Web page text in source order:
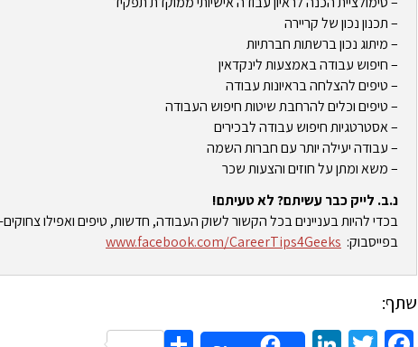
– תכנון נכון של קריירה
– מיתוג נכון ברשתות חברתיות
– חיפוש עבודה באמצעות לינקדאין
– טיפים להצלחה בראיונות עבודה
– טיפים וכלים להרחבת שיטות חיפוש העבודה
– אסטרטגיות חיפוש עבודה לבכירים
– עבודה יעילה יותר עם חברות השמה
– משא ומתן על חוזים והצעות שכר
נ.ב. לייק כבר עשיתם? לא טעיתם!
בכדי להיות בעניינים בכל הקשור לשוק העבודה, חדשות, טיפים ואפילו
בפייסבוק: www.facebook.com/CareerTips4Geeks
שתף: